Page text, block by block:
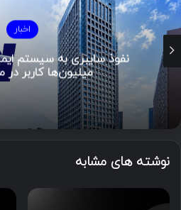
اخبار
میلیون‌ها کاربر
نوشته های مشابه